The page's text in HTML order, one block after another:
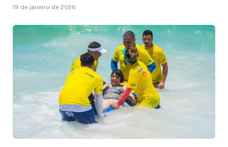
19 de janeiro de 2026